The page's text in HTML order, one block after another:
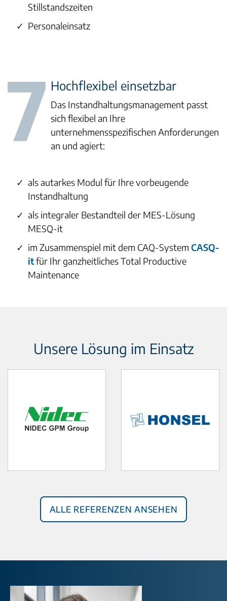
Stillstandszeiten
Personaleinsatz
Hochflexibel einsetzbar
Das Instandhaltungsmanagement passt
sich flexibel an Ihre
unternehmensspezifischen Anforderungen
an und agiert:
als autarkes Modul für Ihre vorbeugende
Instandhaltung
als integraler Bestandteil der MES-Lösung
MESQ-it
im Zusammenspiel mit dem CAQ-System CASQ-
itfür Ihr ganzheitliches Total Productive
Maintenance
Unsere Lösung im Einsatz
Alle Referenzen ansehen